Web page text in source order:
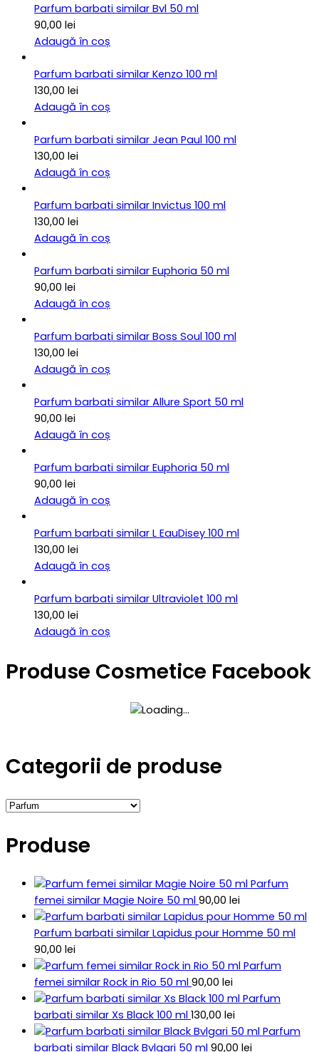
Parfum barbati similar Bvl 50 ml
90,00 lei
Adaugă în coș
Parfum barbati similar Kenzo 100 ml
130,00 lei
Adaugă în coș
Parfum barbati similar Jean Paul 100 ml
130,00 lei
Adaugă în coș
Parfum barbati similar Invictus 100 ml
130,00 lei
Adaugă în coș
Parfum barbati similar Euphoria 50 ml
90,00 lei
Adaugă în coș
Parfum barbati similar Boss Soul 100 ml
130,00 lei
Adaugă în coș
Parfum barbati similar Allure Sport 50 ml
90,00 lei
Adaugă în coș
Parfum barbati similar Euphoria 50 ml
90,00 lei
Adaugă în coș
Parfum barbati similar L EauDisey 100 ml
130,00 lei
Adaugă în coș
Parfum barbati similar Ultraviolet 100 ml
130,00 lei
Adaugă în coș
Produse Cosmetice Facebook
Categorii de produse
Produse
Parfum
femei similar Magie Noire 50 ml 90,00 lei
Parfum barbati similar Lapidus pour Homme 50 ml
90,00 lei
Parfum
femei similar Rock in Rio 50 ml 90,00 lei
Parfum
barbati similar Xs Black 100 ml 130,00 lei
Parfum
barbati similar Black Bvlgari 50 ml 90,00 lei